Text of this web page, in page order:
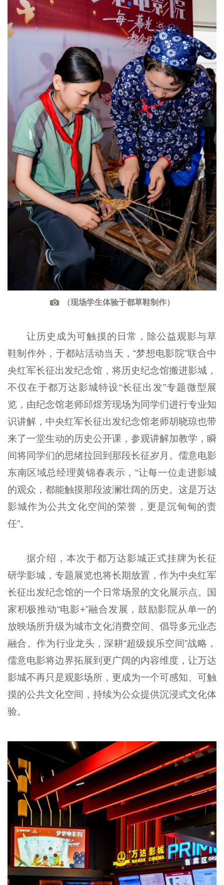
（现场学生体验于都草鞋制作）
让历史成为可触摸的日常，除公益观影与草
鞋制作外，于都站活动当天，“梦想电影院”联合中
央红军长征出发纪念馆，将历史纪念馆搬进影城，
不仅在于都万达影城特设“长征出发”专题微型展
览，由纪念馆老师邱煜芳现场为同学们进行专业知
识讲解，中央红军长征出发纪念馆老师胡晓琼也带
来了一堂生动的历史公开课，参观讲解加教学，瞬
间将同学们的思绪拉回到那段长征岁月。儒意电影
东南区域总经理黄锦春表示，“让每一位走进影城
的观众，都能触摸那段波澜壮阔的历史。这是万达
影城作为公共文化空间的荣誉，更是沉甸甸的责
任”。
据介绍，本次于都万达影城正式挂牌为长征
研学影城，专题展览也将长期放置，作为中央红军
长征出发纪念馆的一个日常场景的文化展示点。国
家积极推动“电影+”融合发展，鼓励影院从单一的
放映场所升级为城市文化消费空间、倡导多元业态
融合。作为行业龙头，深耕“超级娱乐空间”战略，
儒意电影将边界拓展到更广阔的内容维度，让万达
影城不再只是观影场所，更成为一个可感知、可触
摸的公共文化空间，持续为公众提供沉浸式文化体
验。